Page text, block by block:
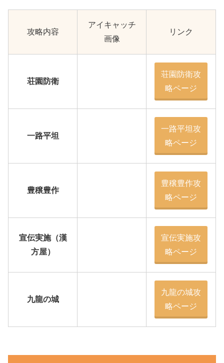
攻略内容
アイキャッチ
画像
リンク
荘園防衛
荘園防衛攻
略ページ
一路平坦
一路平坦攻
略ページ
豊穣豊作
豊穣豊作攻
略ページ
宣伝実施（漢
方屋）
宣伝実施攻
略ページ
九龍の城
九龍の城攻
略ページ